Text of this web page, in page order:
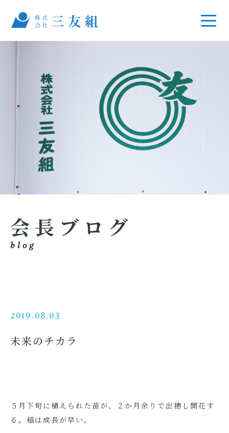
会長ブログ
blog
2019.08.03
未来のチカラ
５月下旬に植えられた苗が、２か月余りで出穂し開花す
る。稲は成長が早い。